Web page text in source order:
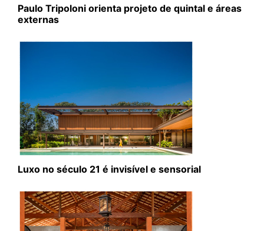
Paulo Tripoloni orienta projeto de quintal e áreas
externas
Luxo no século 21 é invisível e sensorial